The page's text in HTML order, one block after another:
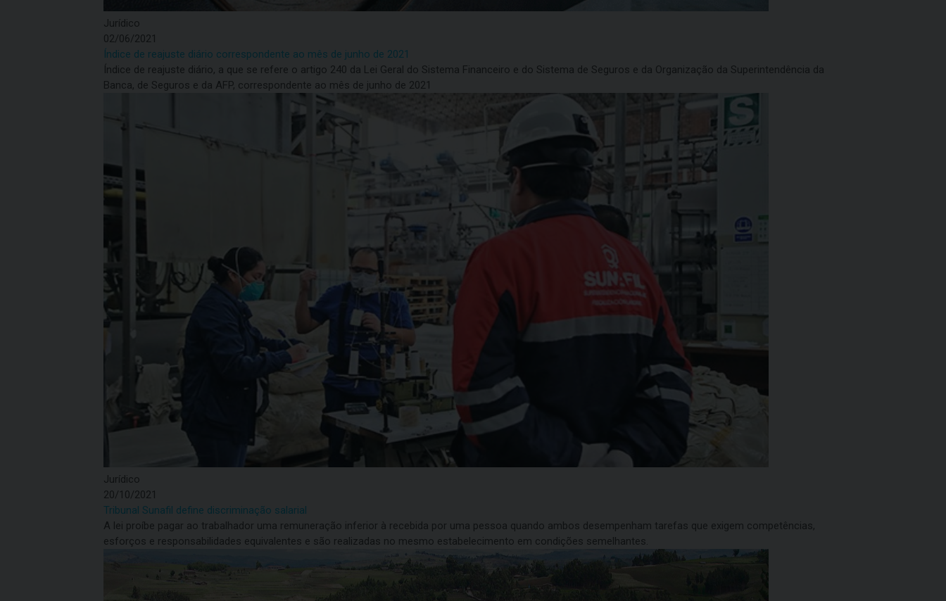
Jurídico
02/06/2021
Índice de reajuste diário correspondente ao mês de junho de 2021
Índice de reajuste diário, a que se refere o artigo 240 da Lei Geral do Sistema Financeiro e do Sistema de Seguros e da Organização da Superintendência da
Banca, de Seguros e da AFP, correspondente ao mês de junho de 2021
Jurídico
20/10/2021
Tribunal Sunafil define discriminação salarial
A lei proíbe pagar ao trabalhador uma remuneração inferior à recebida por uma pessoa quando ambos desempenham tarefas que exigem competências,
esforços e responsabilidades equivalentes e são realizadas no mesmo estabelecimento em condições semelhantes.